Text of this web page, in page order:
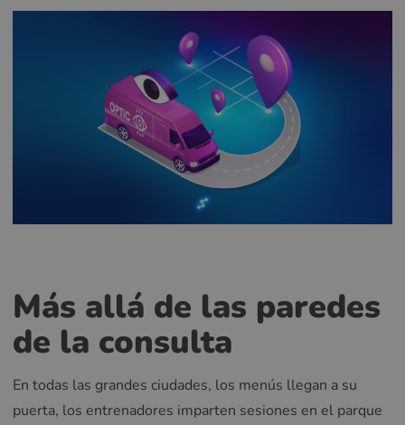
Más allá de las paredes
de la consulta
En todas las grandes ciudades, los menús llegan a su
puerta, los entrenadores imparten sesiones en el parque